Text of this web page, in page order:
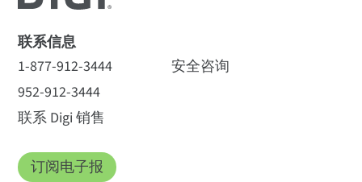
联系信息
1-877-912-3444
952-912-3444
联系 Digi 销售
安全咨询
订阅电子报